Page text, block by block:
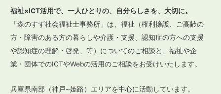
ビ
ゲ
ー
シ
ョ
ン
福祉×ICT活用で、一人ひとりの、自分らしさを、大切に。
「森のすず社会福祉士事務所」は、福祉（権利擁護、ご高齢の
方・障害のある方の暮らしや介護・支援、認知症の方への支援
や認知症の理解・啓発、等）についてのご相談と、福祉や企
業・団体でのICTやWebの活用のご相談をお受けいたします。
兵庫県南部（神戸~姫路）エリアを中心に活動しています。